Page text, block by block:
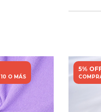
O MÁS
5%